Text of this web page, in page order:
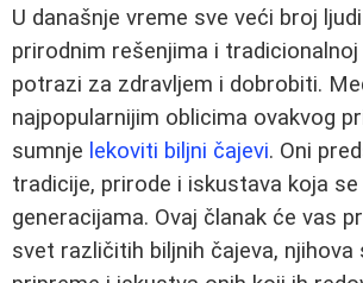
U današnje vreme sve veći broj
prirodnim rešenjima i tradicionalnoj
potrazi za zdravljem i dobrobiti.
najpopularnijim oblicima ovakvog
sumnje lekoviti biljni čajevi. Oni
tradicije, prirode i iskustava koja
generacijama. Ovaj članak će vas
svet različitih biljnih čajeva, njihova